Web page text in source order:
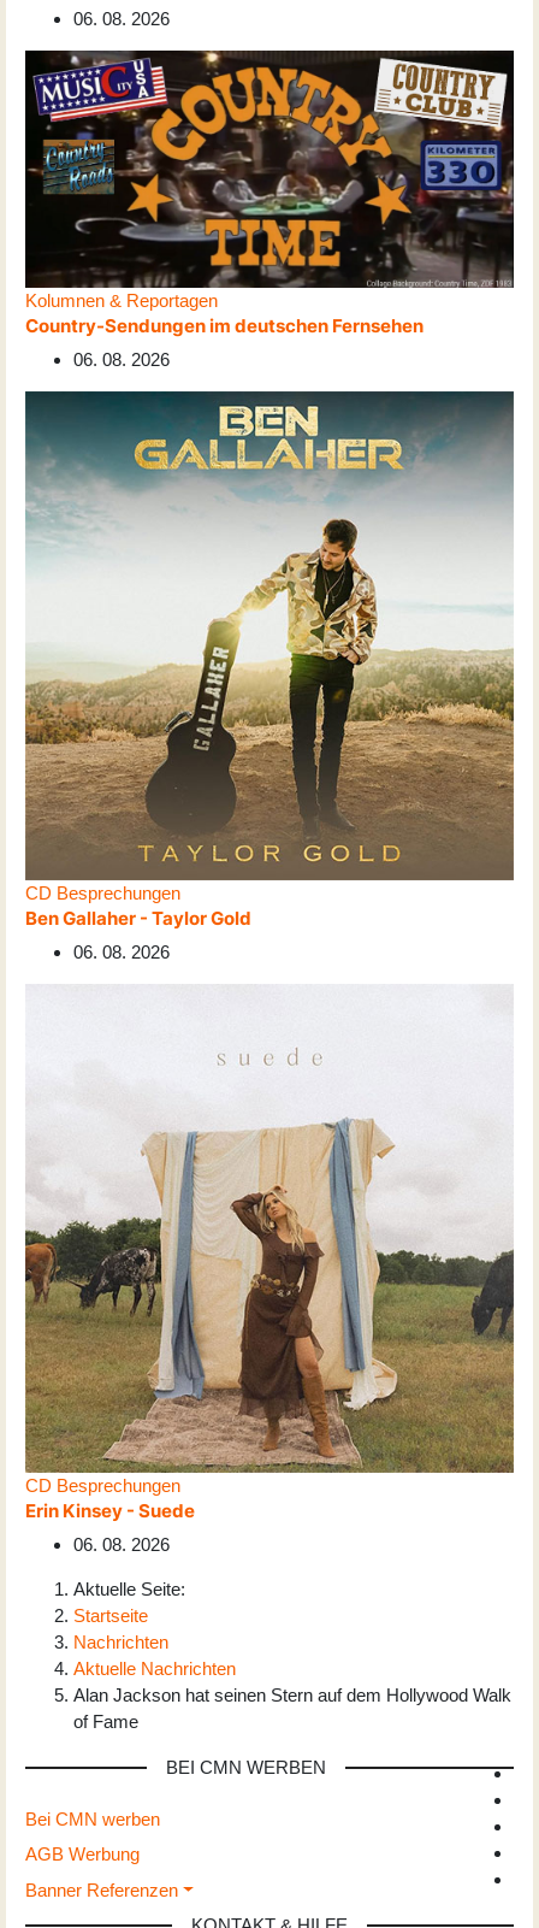
06. 08. 2026
Kolumnen & Reportagen
Country-Sendungen im deutschen Fernsehen
06. 08. 2026
CD Besprechungen
Ben Gallaher - Taylor Gold
06. 08. 2026
CD Besprechungen
Erin Kinsey - Suede
06. 08. 2026
Aktuelle Seite:
Startseite
Nachrichten
Aktuelle Nachrichten
Alan Jackson hat seinen Stern auf dem Hollywood Walk
of Fame
BEI CMN WERBEN
Bei CMN werben
AGB Werbung
Banner Referenzen